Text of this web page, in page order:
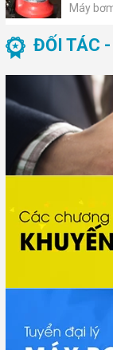
Máy
ĐỐI TÁC -